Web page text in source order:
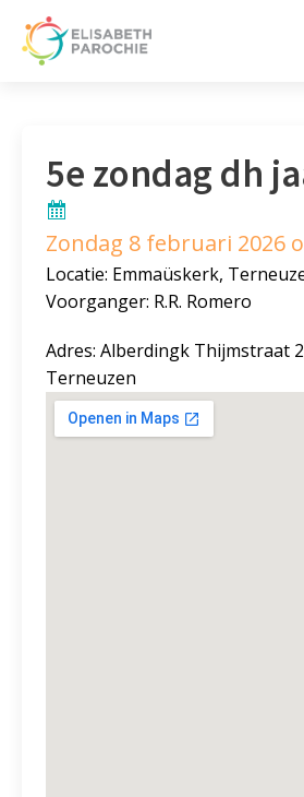
5e zondag dh
Zondag 8 februari 2026
Locatie: Emmaüskerk,
Voorganger: R.R. Romero
Adres: Alberdingk Thijmstraat
Terneuzen